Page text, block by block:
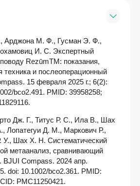
Арджона М. Ф., Гусман Э. Ф.,
И. С. Экспертный
RezūmTM: показания,
техника и послеоперационный
15 февраля 2025 г.; 6(2):
bco2.491. PMID: 39958258;
Дж. Г., Титус Р. С., Ила В., Шах
Лопатегуи Д. М., Маркович Р.,
У., Шах Х. Н. Систематический
метаанализ, сравнивающий
BJUI Compass. 2024 апр.
doi: 10.1002/bco2.361. PMID:
PMC11250421.